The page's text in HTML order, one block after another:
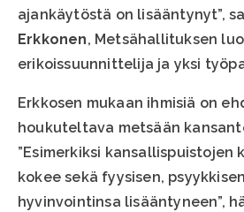
ajankäytöstä on lisääntynyt”,
Erkkonen, Metsähallituksen
erikoissuunnittelija ja yksi
Erkkosen mukaan ihmisiä on
houkuteltava metsään
”Esimerkiksi kansallispuistojen
kokee sekä fyysisen,
hyvinvointinsa lisääntyneen”,